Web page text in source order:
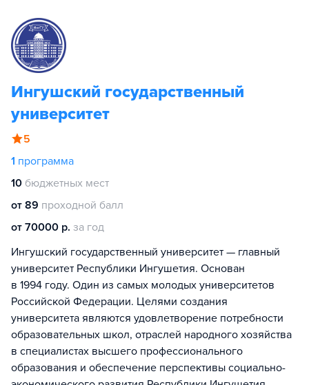
Ингушский государственный
университет
5
1 программа
10 бюджетных мест
от 89 проходной балл
от 70000 р. за год
Ингушский государственный университет — главный
университет Республики Ингушетия. Основан
в 1994 году. Один из самых молодых университетов
Российской Федерации. Целями создания
университета являются удовлетворение потребности
образовательных школ, отраслей народного хозяйства
в специалистах высшего профессионального
образования и обеспечение перспективы социально-